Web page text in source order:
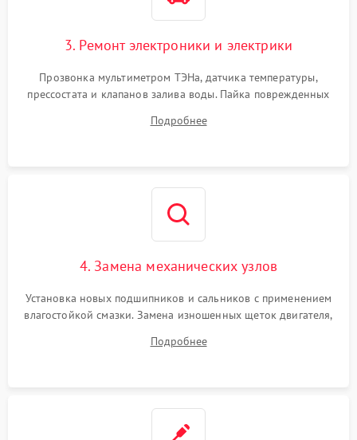
3. Ремонт электроники и электрики
Прозвонка мультиметром ТЭНа, датчика температуры,
прессостата и клапанов залива воды. Пайка поврежденных
Восстановление целостности проводки и контактов.
Подробнее
4. Замена механических узлов
Установка новых подшипников и сальников с применением
влагостойкой смазки. Замена изношенных щеток двигателя,
или поврежденной резиновой манжеты.
Подробнее